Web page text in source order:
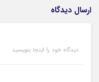
ارسال دیدگاه
دیدگاه خود را اینجا بنویسید